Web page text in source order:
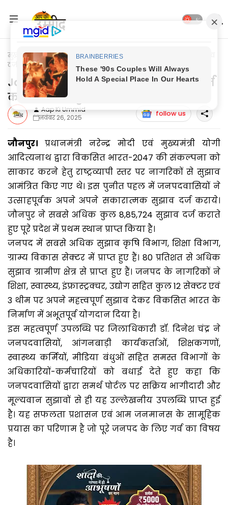
मुख्यपृष्ठ Jaunpur Update
Jaunpur News: समर्थ पोर्टल पर सुझाव
दर्ज कराने में जौनपुर को मिला प्रथम स्थान
Jaunpur News: समर्थ पोर्टल पर सुझाव दर्ज
कराने में जौनपुर को मिला प्रथम स्थान
Aap Ki Ummid
नवंबर 26, 2025
follow us
जौनपुर। प्रधानमंत्री नरेन्द्र मोदी एवं मुख्यमंत्री योगी
आदित्यनाथ द्वारा विकसित भारत-2047 की संकल्पना को
साकार करने हेतु राष्ट्रव्यापी स्तर पर नागरिकों से सुझाव
आमंत्रित किए गए थे। इस पुनीत पहल में जनपदवासियों ने
उत्साहपूर्वक अपने अपने सकारात्मक सुझाव दर्ज कराये।
जौनपुर ने सबसे अधिक कुल 8,85,724 सुझाव दर्ज कराते
हुए पूरे प्रदेश में प्रथम स्थान प्राप्त किया है।
जनपद में सबसे अधिक सुझाव कृषि विभाग, शिक्षा विभाग,
ग्राम्य विकास सेक्टर में प्राप्त हुए हैं। 80 प्रतिशत से अधिक
सुझाव ग्रामीण क्षेत्र से प्राप्त हुए हैं। जनपद के नागरिकों ने
शिक्षा, स्वास्थ्य, इंफ्रास्ट्रक्चर, उद्योग सहित कुल 12 सेक्टर एवं
3 थीम पर अपने महत्त्वपूर्ण सुझाव देकर विकसित भारत के
निर्माण में अभूतपूर्व योगदान दिया है।
इस महत्वपूर्ण उपलब्धि पर जिलाधिकारी डॉ. दिनेश चंद्र ने
जनपदवासियों, आंगनबाड़ी कार्यकर्ताओं, शिक्षकगणों,
स्वास्थ्य कर्मियों, मीडिया बंधुओं सहित समस्त विभागों के
अधिकारियों-कर्मचारियों को बधाई देते हुए कहा कि
जनपदवासियों द्वारा समर्थ पोर्टल पर सक्रिय भागीदारी और
मूल्यवान सुझावों से ही यह उल्लेखनीय उपलब्धि प्राप्त हुई
है। यह सफलता प्रशासन एवं आम जनमानस के सामूहिक
प्रयास का परिणाम है जो पूरे जनपद के लिए गर्व का विषय
है।